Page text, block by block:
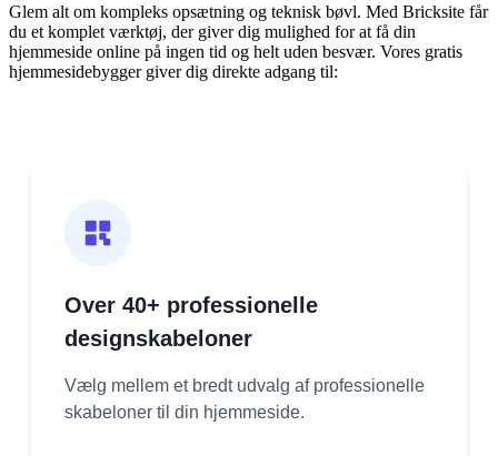
Glem alt om kompleks opsætning og teknisk bøvl. Med Bricksite får
du et komplet værktøj, der giver dig mulighed for at få din
hjemmeside online på ingen tid og helt uden besvær. Vores gratis
hjemmesidebygger giver dig direkte adgang til:
Over 40+ professionelle
designskabeloner
Vælg mellem et bredt udvalg af professionelle
skabeloner til din hjemmeside.